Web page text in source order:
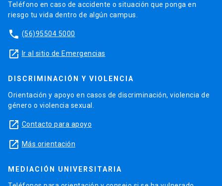
Teléfono en caso de accidente o situación que ponga en
riesgo tu vida dentro de algún campus.
phone (56)95504 5000
launch Ir al sitio de Emergencias
DISCRIMINACIÓN Y VIOLENCIA
Orientación y apoyo en casos de discriminación, violencia de
género o violencia sexual.
launch Contacto para apoyo
launch Más orientación
MEDIACIÓN UNIVERSITARIA